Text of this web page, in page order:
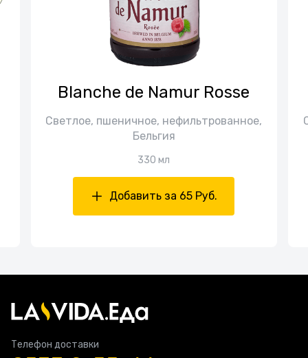
Blanche de Namur Rosse
Светлое, пшеничное, нефильтрованное,
Бельгия
330 мл
Добавить за 65 Руб.
Телефон доставки